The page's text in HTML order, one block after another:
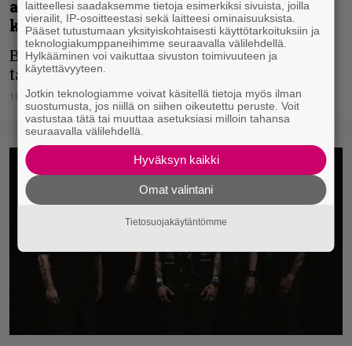
aliarvostettuja black metal -
kulttiyhtyeitä – Suomi mainittu
Beherit saa tunnustusta arvostetulta
taholta.
19.05.2025 Vesa Siltanen
laitteellesi saadaksemme tietoja esimerkiksi sivuista, joilla
vierailit, IP-osoitteestasi sekä laitteesi ominaisuuksista.
Pääset tutustumaan yksityiskohtaisesti käyttötarkoituksiin ja
teknologiakumppaneihimme seuraavalla välilehdellä.
Hylkääminen voi vaikuttaa sivuston toimivuuteen ja
käytettävyyteen.
Jotkin teknologiamme voivat käsitellä tietoja myös ilman
suostumusta, jos niillä on siihen oikeutettu peruste. Voit
vastustaa tätä tai muuttaa asetuksiasi milloin tahansa
seuraavalla välilehdellä.
Hyväksyn kaikki
Omat valintani
Tietosuojakäytäntömme